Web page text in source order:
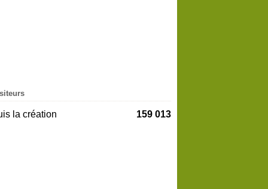
la création 159 013